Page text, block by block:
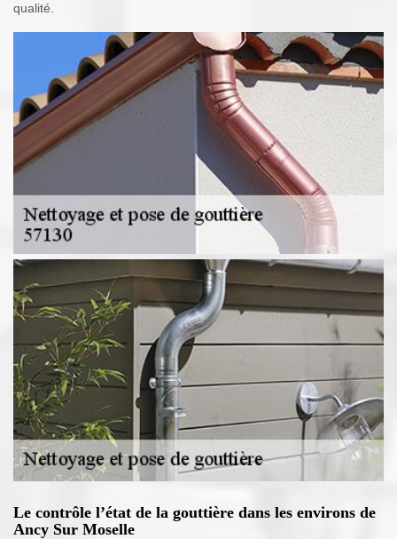
qualité.
Le contrôle l’état de la gouttière dans les environs de
Ancy Sur Moselle